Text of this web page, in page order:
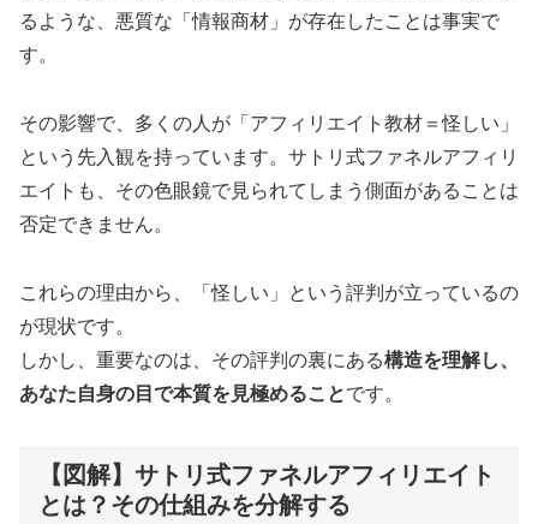
るような、悪質な「情報商材」が存在したことは事実で
す。
その影響で、多くの人が「アフィリエイト教材＝怪しい」
という先入観を持っています。サトリ式ファネルアフィリ
エイトも、その色眼鏡で見られてしまう側面があることは
否定できません。
これらの理由から、「怪しい」という評判が立っているの
が現状です。
しかし、重要なのは、その評判の裏にある構造を理解し、
あなた自身の目で本質を見極めることです。
【図解】サトリ式ファネルアフィリエイト
とは？その仕組みを分解する